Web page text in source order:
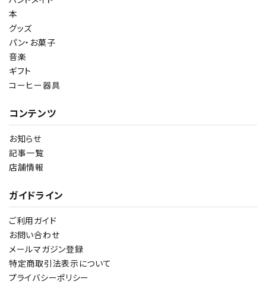
本
グッズ
パン・お菓子
音楽
ギフト
コーヒー器具
コンテンツ
お知らせ
記事一覧
店舗情報
ガイドライン
ご利用ガイド
お問い合わせ
メールマガジン登録
特定商取引法表示について
プライバシーポリシー